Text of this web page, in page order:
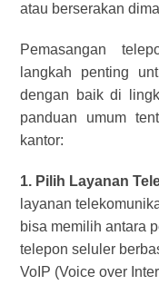
atau berserakan
Pemasangan
langkah penting
dengan baik di
panduan umum
kantor:
1. Pilih Layanan
layanan
bisa memilih antara
telepon seluler
VoIP (Voice over